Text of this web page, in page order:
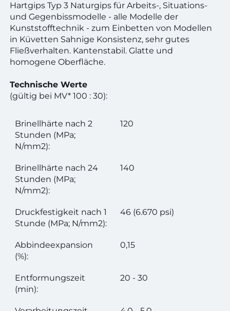
Hartgips Typ 3 Naturgips für Arbeits-, Situations-
und Gegenbissmodelle - alle Modelle der
Kunststofftechnik - zum Einbetten von Modellen
in Küvetten Sahnige Konsistenz, sehr gutes
Fließverhalten. Kantenstabil. Glatte und
homogene Oberfläche.
Technische Werte
(gültig bei MV* 100 : 30):
Brinellhärte nach 2
Stunden (MPa;
N/mm2):
120
Brinellhärte nach 24
Stunden (MPa;
N/mm2):
140
Druckfestigkeit nach 1
Stunde (MPa; N/mm2):
46 (6.670 psi)
Abbindeexpansion
(%):
0,15
Entformungszeit
(min):
20 - 30